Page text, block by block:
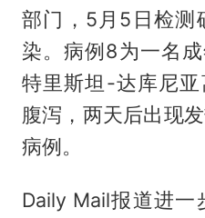
部门，5月5日检测
染。病例8为一名
特里斯坦-达库尼
腹泻，两天后出现
病例。
Daily Mail报道进一